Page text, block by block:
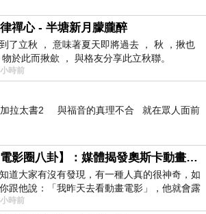
深色衣物建議單獨洗滌，以翻面
並建議第一次穿著前請先下水洗滌
臀圍為瘦身食譜 一周平放至
禪心 - 半塘新月朦朧醉
了立秋 ， 意味著夏天即將過去 ， 秋 ，揪也
物於此而揪歛 ， 與格友分享此立秋聯。
時前
拉太書2 與福音的真理不合 就在眾人面前
【電影圈八卦】：媒體揭發奧斯卡動畫項目投票醜聞！好萊塢為什麼看不起動畫電影？
道大家有沒有發現，有一種人真的很神奇，如
跟他說：「我昨天去看動畫電影」，他就會露
種慈祥的微笑，然後問你是不是陪小
時前